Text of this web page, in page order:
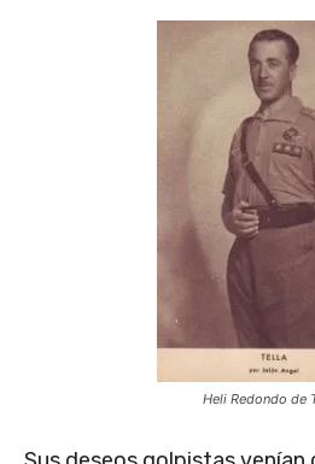
Heli Redondo de